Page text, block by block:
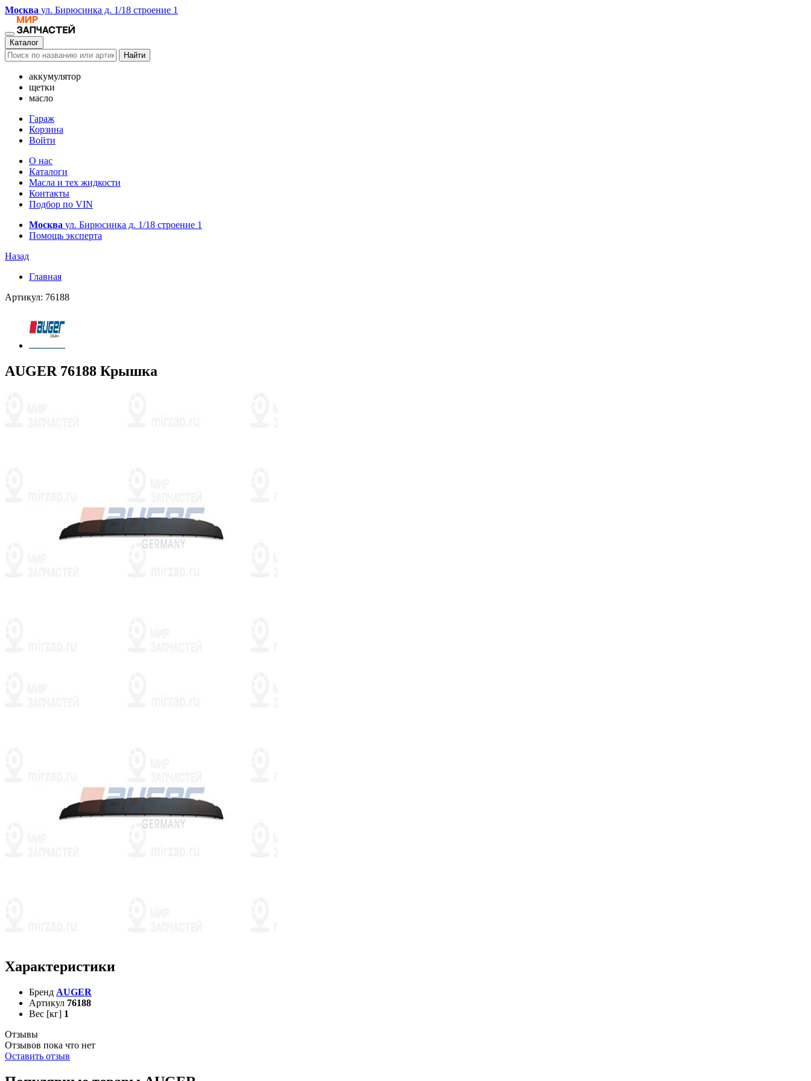
Москва ул. Бирюсинка д. 1/18 строение 1
Каталог
Найти
аккумулятор
щетки
масло
Гараж
Корзина
Войти
О нас
Каталоги
Масла и тех жидкости
Контакты
Подбор по VIN
Москва ул. Бирюсинка д. 1/18 строение 1
Помощь эксперта
Назад
Главная
Артикул: 76188
AUGER 76188 Крышка
Характеристики
Бренд AUGER
Артикул 76188
Вес [кг] 1
Отзывы
Отзывов пока что нет
Оставить отзыв